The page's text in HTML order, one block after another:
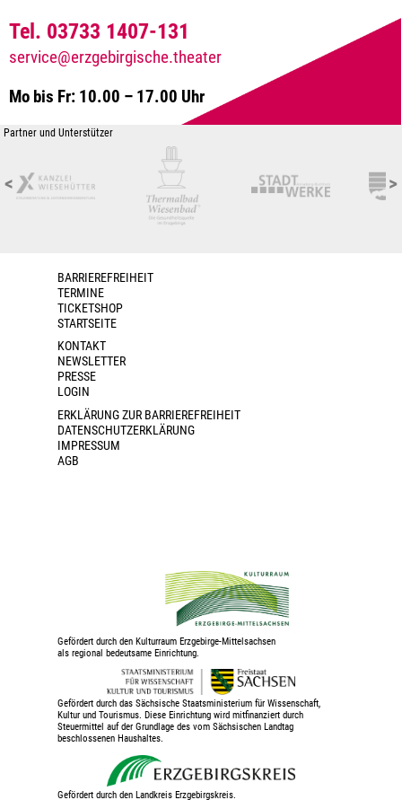
Tel. 03733 1407-131
service@erzgebirgische.theater
Mo bis Fr: 10.00 – 17.00 Uhr
Partner und Unterstützer
< >
BARRIEREFREIHEIT
TERMINE
TICKETSHOP
STARTSEITE
KONTAKT
NEWSLETTER
PRESSE
LOGIN
ERKLÄRUNG ZUR BARRIEREFREIHEIT
DATENSCHUTZERKLÄRUNG
IMPRESSUM
AGB
Gefördert durch den Kulturraum Erzgebirge-Mittelsachsen
als regional bedeutsame Einrichtung.
Gefördert durch das Sächsische Staatsministerium für Wissenschaft,
Kultur und Tourismus. Diese Einrichtung wird mitfinanziert durch
Steuermittel auf der Grundlage des vom Sächsischen Landtag
beschlossenen Haushaltes.
Gefördert durch den Landkreis Erzgebirgskreis.